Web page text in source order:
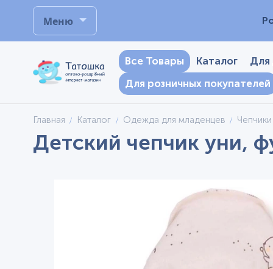
Меню
Все Товары Каталог Для
Для розничных покупателей
Главная Каталог Одежда для младенцев Чепчики
Детский чепчик уни,